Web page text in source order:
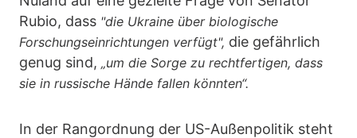
Rubio, dass "die Ukraine über biologische
Forschungseinrichtungen verfügt", die gefährlich
genug sind, „um die Sorge zu rechtfertigen, dass
sie in russische Hände fallen könnten“.
In der Rangordnung der US-Außenpolitik steht